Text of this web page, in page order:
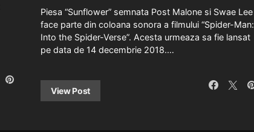
Piesa “Sunflower” semnata Post Malone si Swae Lee
face parte din coloana sonora a filmului “Spider-Man:
Into the Spider-Verse”. Acesta urmeaza sa fie lansat
pe data de 14 decembrie 2018.…
View Post